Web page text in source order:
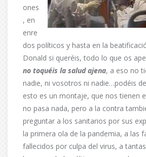
ones
, en
enre
dos políticos y hasta en la
Donald si queréis, todo lo que os
no toquéis la salud ajena, a eso no
nadie, ni vosotros ni nadie…podéis
esto es un montaje, que nos tienen
no pasa nada, pero a la contra
preguntar a los sanitarios por sus
la primera ola de la pandemia, a las
fallecidos por culpa del virus, a